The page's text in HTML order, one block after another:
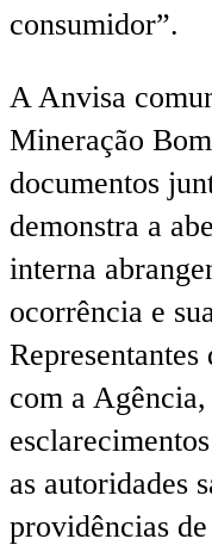
consumidor”.
A Anvisa
Mineração
documentos
demonstra a
interna
ocorrência e
com a
as autoridades
providências